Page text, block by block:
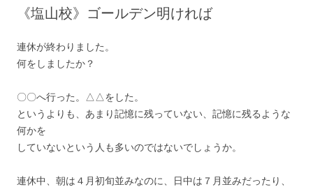
ス
《塩山校》ゴールデン明ければ
連休が終わりました。
何をしましたか？
〇〇へ行った。△△をした。
というよりも、あまり記憶に残っていない、記憶に残るような
何かを
していないという人も多いのではないでしょうか。
連休中、朝は４月初旬並みなのに、日中は７月並みだったり、